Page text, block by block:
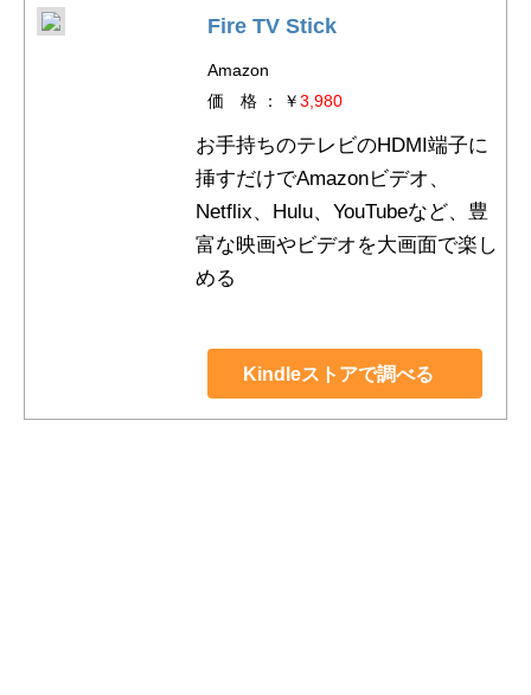
Fire TV Stick
Amazon
価 格 ： ￥3,980
お手持ちのテレビのHDMI端子に
挿すだけでAmazonビデオ、
Netflix、Hulu、YouTubeなど、豊
富な映画やビデオを大画面で楽し
める
Kindleストアで調べる